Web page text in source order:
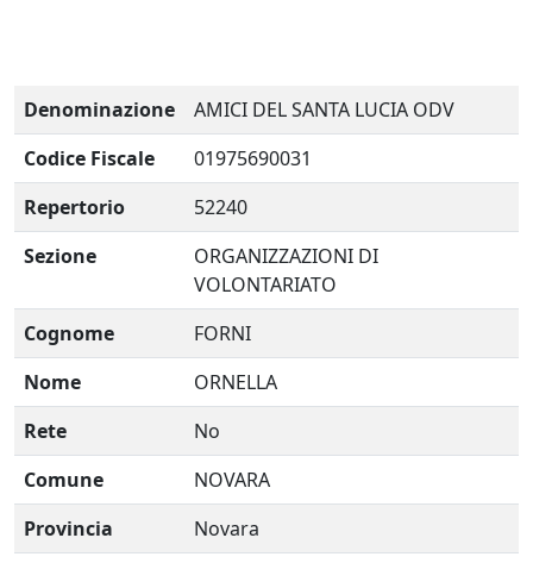
Denominazione
AMICI DEL SANTA LUCIA ODV
Codice Fiscale
01975690031
Repertorio
52240
Sezione
ORGANIZZAZIONI DI
VOLONTARIATO
Cognome
FORNI
Nome
ORNELLA
Rete
No
Comune
NOVARA
Provincia
Novara